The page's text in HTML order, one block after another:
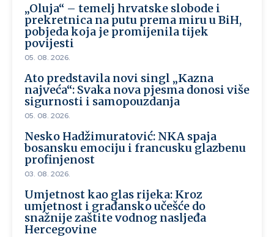
„Oluja“ – temelj hrvatske slobode i
prekretnica na putu prema miru u BiH,
pobjeda koja je promijenila tijek
povijesti
05. 08. 2026.
Ato predstavila novi singl „Kazna
najveća“: Svaka nova pjesma donosi više
sigurnosti i samopouzdanja
05. 08. 2026.
Nesko Hadžimuratović: NKA spaja
bosansku emociju i francusku glazbenu
profinjenost
03. 08. 2026.
Umjetnost kao glas rijeka: Kroz
umjetnost i građansko učešće do
snažnije zaštite vodnog nasljeđa
Hercegovine